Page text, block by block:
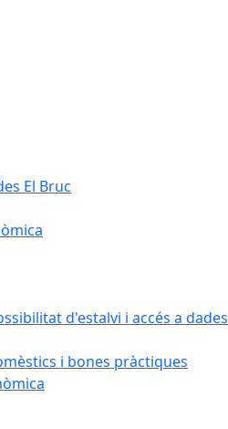
El Bruc
d'estalvi i accés a dades
i bones pràctiques